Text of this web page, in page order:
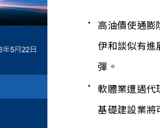
高油價使通膨
伊和談似有進
彈。
軟體業遭遇代
基礎建設業將